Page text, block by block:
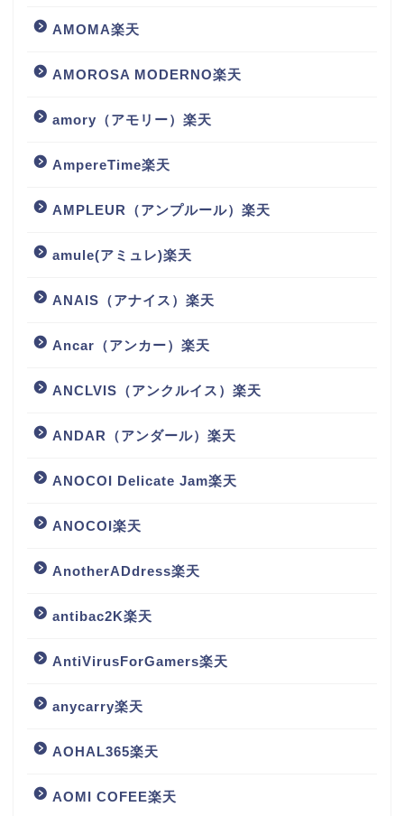
AMOMA楽天
AMOROSA MODERNO楽天
amory（アモリー）楽天
AmpereTime楽天
AMPLEUR（アンプルール）楽天
amule(アミュレ)楽天
ANAIS（アナイス）楽天
Ancar（アンカー）楽天
ANCLVIS（アンクルイス）楽天
ANDAR（アンダール）楽天
ANOCOI Delicate Jam楽天
ANOCOI楽天
AnotherADdress楽天
antibac2K楽天
AntiVirusForGamers楽天
anycarry楽天
AOHAL365楽天
AOMI COFEE楽天